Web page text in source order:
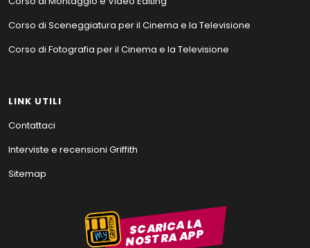
Corso di Sceneggiatura per il Cinema e la Televisione
Corso di Fotografia per il Cinema e la Televisione
LINK UTILI
Contattaci
Interviste e recensioni Griffith
Sitemap
SCARICA LA
NOSTRA APP